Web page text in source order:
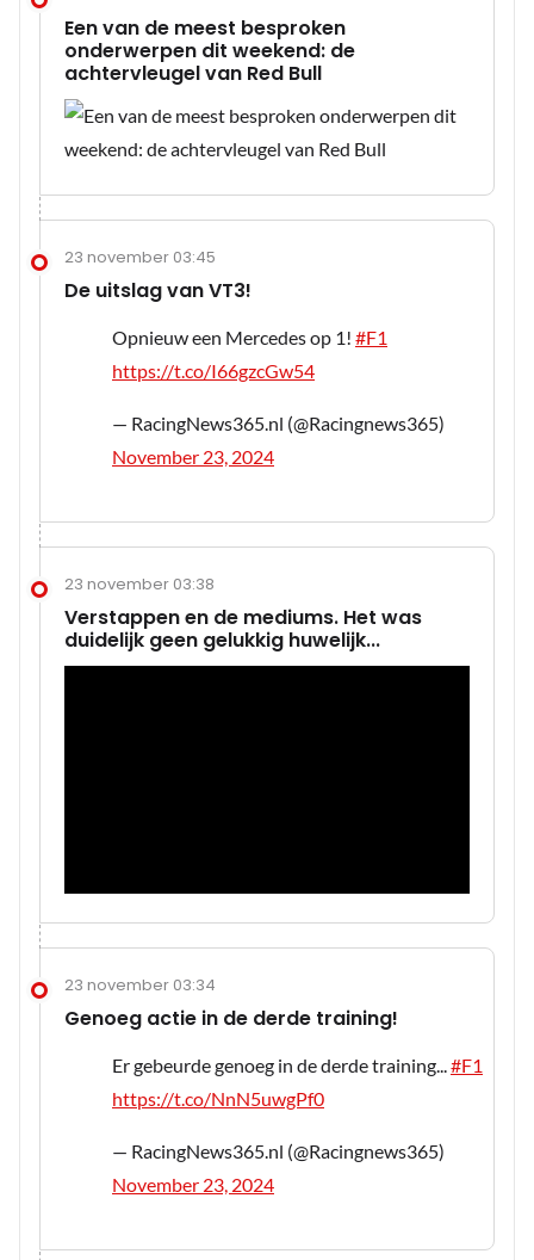
Een van de meest besproken
onderwerpen dit weekend: de
achtervleugel van Red Bull
23 november 03:45
De uitslag van VT3!
Opnieuw een Mercedes op 1! #F1
https://t.co/I66gzcGw54
— RacingNews365.nl (@Racingnews365)
November 23, 2024
23 november 03:38
Verstappen en de mediums. Het was
duidelijk geen gelukkig huwelijk...
23 november 03:34
Genoeg actie in de derde training!
Er gebeurde genoeg in de derde training...#F1
https://t.co/NnN5uwgPf0
— RacingNews365.nl (@Racingnews365)
November 23, 2024